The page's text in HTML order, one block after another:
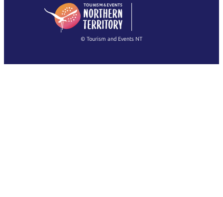
English
(Singapore)
Français
繁體中文
© Tourism and Events NT